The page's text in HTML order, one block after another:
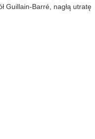
Guillain-Barré, nagłą utratę